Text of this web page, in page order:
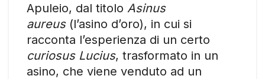
Apuleio, dal titolo Asinus
aureus (l’asino d’oro), in cui si
racconta l’esperienza di un certo
curiosus Lucius, trasformato in un
asino, che viene venduto ad un